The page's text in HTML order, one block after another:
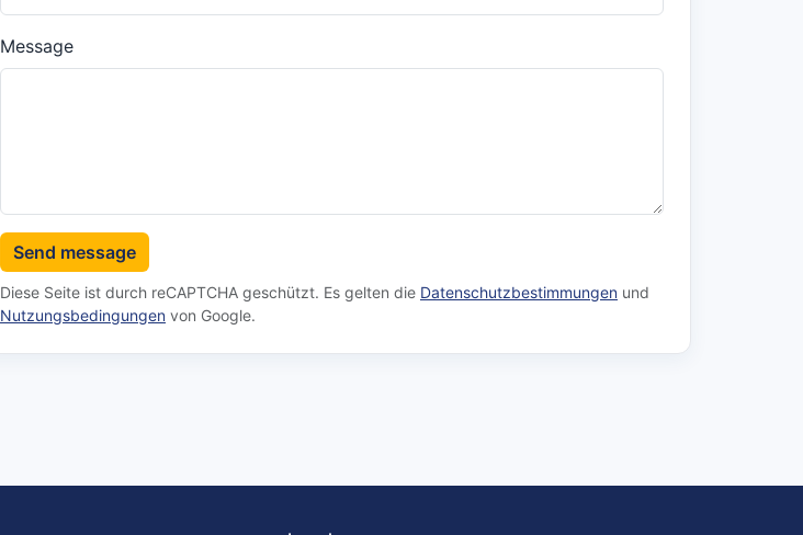
Message
Send message
Diese Seite ist durch reCAPTCHA geschützt. Es gelten die Datenschutzbestimmungen und
Nutzungsbedingungen von Google.